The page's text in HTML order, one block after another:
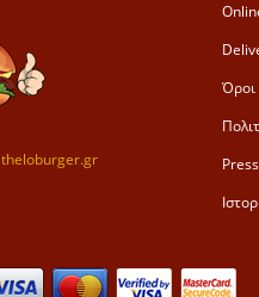
theloburger.gr
Όροι